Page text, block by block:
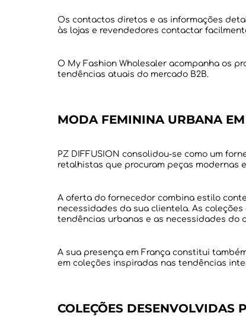
Os contactos diretos e as informações
O My Fashion Wholesaler acompanha os
MODA FEMININA URBANA
PZ DIFFUSION consolidou-se como um
A oferta do fornecedor combina estilo
necessidades da sua clientela. As
A sua presença em França constitui
COLEÇÕES DESENVOLVIDAS